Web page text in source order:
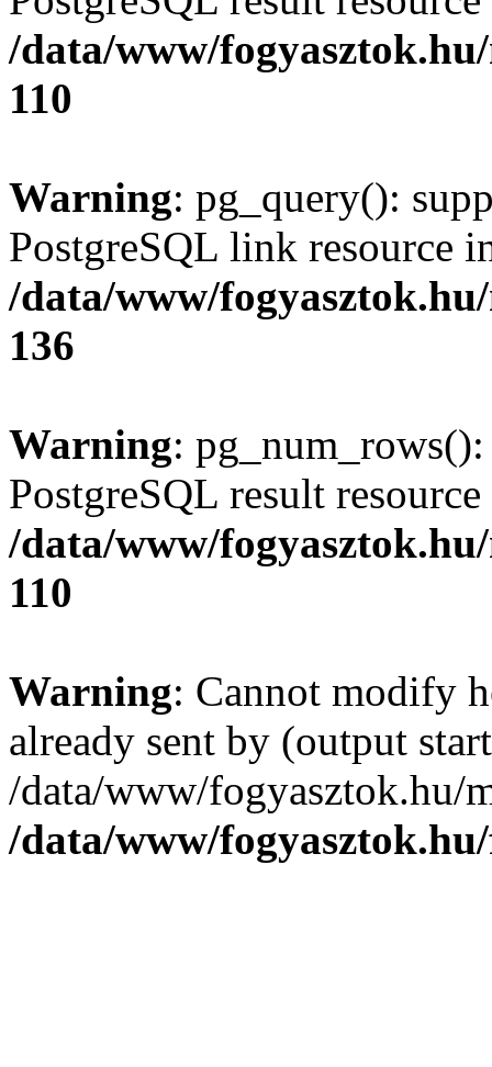
/data/www/
110
Warning: pg_query():
PostgreSQL link resource
/data/www/
136
Warning:
PostgreSQL result
/data/www/
110
Warning: Cannot modify
already sent by (output
/data/www/fogyasztok.hu/
/data/www/